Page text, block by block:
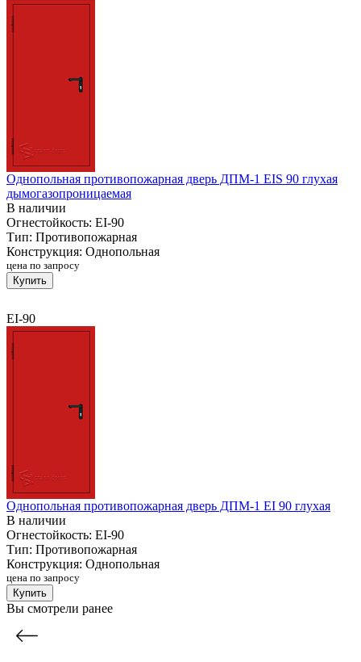
Однопольная противопожарная дверь ДПМ-1 EIS 90 глухая
дымогазопроницаемая
В наличии
Огнестойкость: EI-90
Тип: Противопожарная
Конструкция: Однопольная
цена по запросу
Купить
EI-90
Однопольная противопожарная дверь ДПМ-1 EI 90 глухая
В наличии
Огнестойкость: EI-90
Тип: Противопожарная
Конструкция: Однопольная
цена по запросу
Купить
Вы смотрели ранее